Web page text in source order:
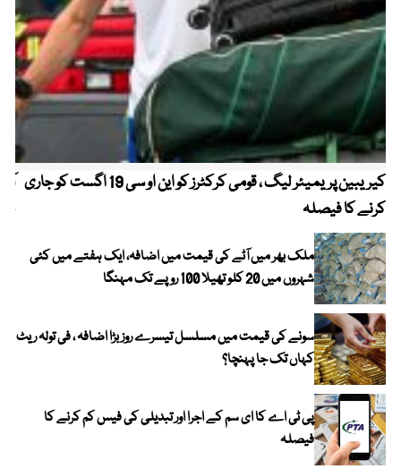
کیریبین پریمیئر لیگ ، قومی کرکٹرز کو این او سی 19 اگست کو جاری
کرنے کا فیصلہ
ملک بھر میں آٹے کی قیمت میں اضافہ، ایک ہفتے میں کئی
شہروں میں 20 کلو تھیلا 100 روپے تک مہنگا
سونے کی قیمت میں مسلسل تیسرے روز بڑا اضافہ ، فی تولہ ریٹ
کہاں تک جا پہنچا؟
پی ٹی اے کا ای سم کے اجرا اور تبدیلی کی فیس کم کرنے کا
فیصلہ